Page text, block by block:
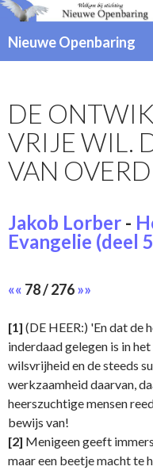
Nieuwe Openbaring
SPRINGEN
DE
VRIJE WIL.
VAN
Jakob Lorber -
Evangelie (deel
«« 78 / 276»»
[1] (DE HEER:) 'En dat de
inderdaad gelegen is in
wilsvrijheid en de steeds
werkzaamheid daarvan,
heerszuchtige mensen
bewijs van!
[2] Menigeen geeft
maar een beetje macht te